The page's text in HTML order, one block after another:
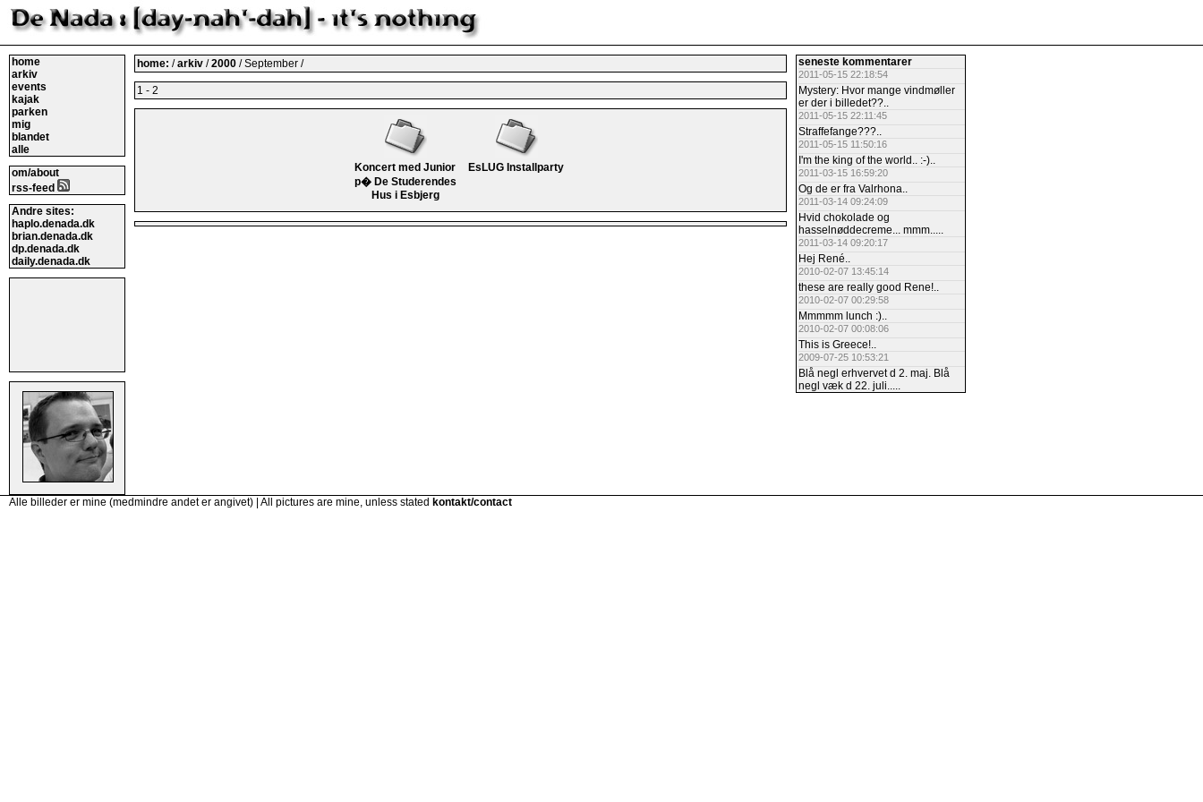
home
arkiv
events
kajak
parken
mig
blandet
alle
om/about
rss-feed
Andre sites:
haplo.denada.dk
brian.denada.dk
dp.denada.dk
daily.denada.dk
home: /arkiv /2000 / September /
1 - 2
Koncert med Junior
p� De Studerendes
Hus i Esbjerg
EsLUG Installparty
seneste kommentarer
2011-05-15 22:18:54
Mystery: Hvor mange vindmøller
er der i billedet??..
2011-05-15 22:11:45
Straffefange???..
2011-05-15 11:50:16
I'm the king of the world.. :-)..
2011-03-15 16:59:20
Og de er fra Valrhona..
2011-03-14 09:24:09
Hvid chokolade og
hasselnøddecreme... mmm.....
2011-03-14 09:20:17
Hej René..
2010-02-07 13:45:14
these are really good Rene!..
2010-02-07 00:29:58
Mmmmm lunch :)..
2010-02-07 00:08:06
This is Greece!..
2009-07-25 10:53:21
Blå negl erhvervet d 2. maj. Blå
negl væk d 22. juli.....
Alle billeder er mine (medmindre andet er angivet) | All pictures are mine, unless stated kontakt/contact